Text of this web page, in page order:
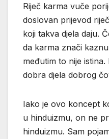
Riječ karma vuče
doslovan prijevod
koji takva djela daju.
da karma znači
međutim to nije
dobra djela dobrog
Iako je ovo koncept
u hinduizmu, on ne
hinduizmu. Sam